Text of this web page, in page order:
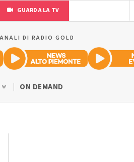
GUARDA LA TV
DI RADIO GOLD
ON DEMAND